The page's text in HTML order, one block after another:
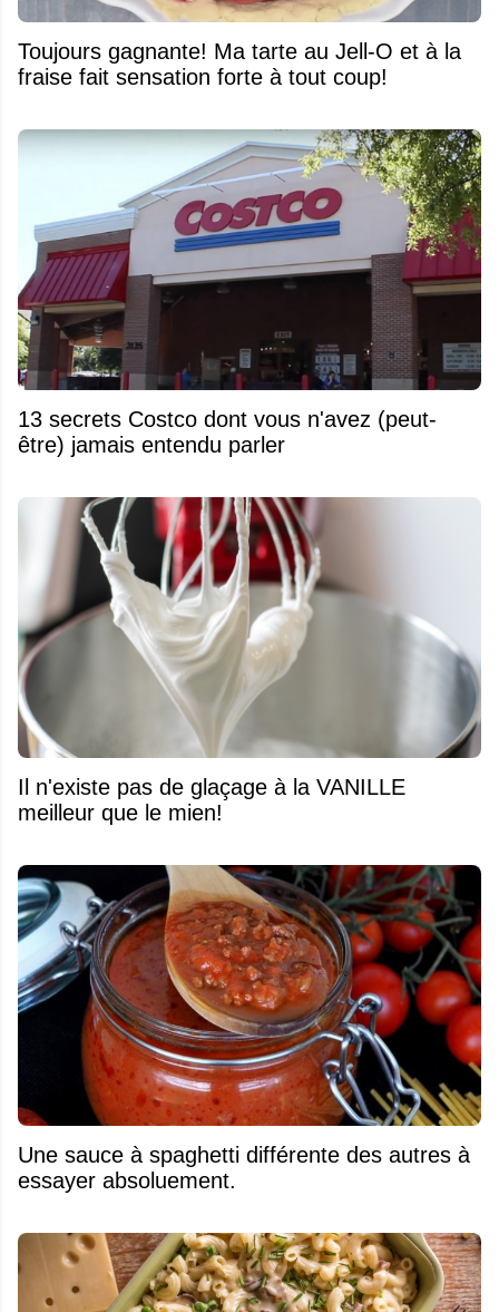
Toujours gagnante! Ma tarte au Jell-O et à la
fraise fait sensation forte à tout coup!
13 secrets Costco dont vous n'avez (peut-
être) jamais entendu parler
Il n'existe pas de glaçage à la VANILLE
meilleur que le mien!
Une sauce à spaghetti différente des autres à
essayer absoluement.